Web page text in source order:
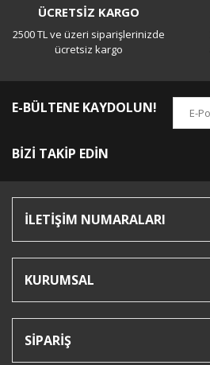
ÜCRETSİZ KARGO
2500 TL ve üzeri siparişlerinizde
ücretsiz kargo
E-BÜLTENE KAYDOLUN!
BİZİ TAKİP EDİN
İLETİŞİM NUMARALARI
KURUMSAL
SİPARİŞ